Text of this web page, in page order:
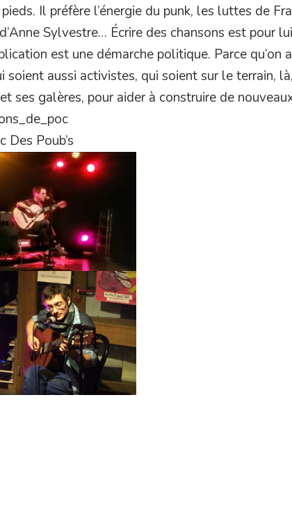
Il préfère l’énergie du punk, les luttes de
Sylvestre… Écrire des chansons est pour
est une démarche politique. Parce qu’on
soient aussi activistes, qui soient sur le terrain,
ses galères, pour aider à construire de
Des Poub’s